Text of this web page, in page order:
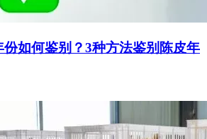
份如何鉴别？3种方法鉴别陈皮年